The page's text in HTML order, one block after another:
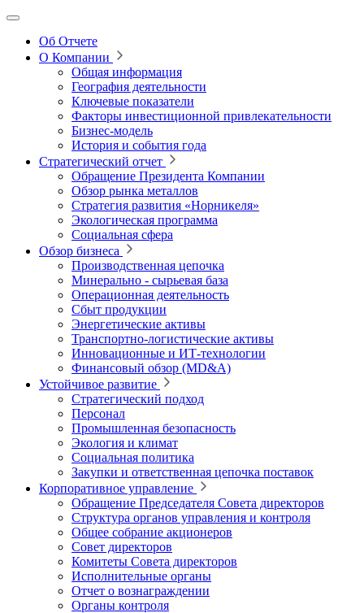
Об Отчете
О Компании
Общая информация
География деятельности
Ключевые показатели
Факторы инвестиционной привлекательности
Бизнес-модель
История и события года
Стратегический отчет
Обращение Президента Компании
Обзор рынка металлов
Стратегия развития «Норникеля»
Экологическая программа
Социальная сфера
Обзор бизнеса
Производственная цепочка
Минерально ‑ сырьевая база
Операционная деятельность
Сбыт продукции
Энергетические активы
Транспортно-логистические активы
Инновационные и ИТ‑технологии
Финансовый обзор (MD&A)
Устойчивое развитие
Стратегический подход
Персонал
Промышленная безопасность
Экология и климат
Социальная политика
Закупки и ответственная цепочка поставок
Корпоративное управление
Обращение Председателя Совета директоров
Структура органов управления и контроля
Общее собрание акционеров
Совет директоров
Комитеты Совета директоров
Исполнительные органы
Отчет о вознаграждении
Органы контроля